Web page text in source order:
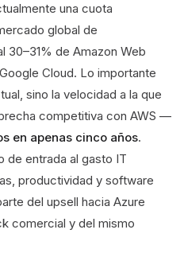
una cuota
global de
30–31% de Amazon Web
Cloud. Lo importante
sino la velocidad a la que
competitiva con AWS —
en apenas cinco años.
de entrada al gasto IT
productividad y software
del upsell hacia Azure
comercial y del mismo